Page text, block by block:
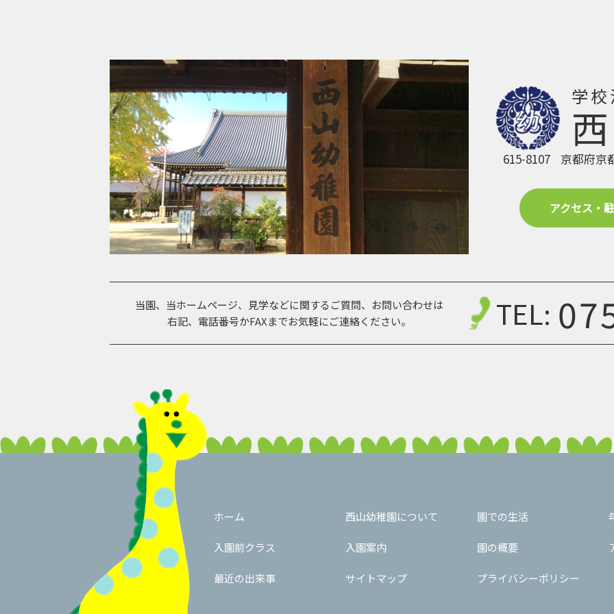
学
615-8107 京都府京
アクセス・
当園、当ホームページ、見学などに関する ご質問、お問い合わせは
右記、電話番号かFAXまでお気軽にご連絡ください。 TEL:
ホーム 西山幼稚園について 園での生活
入園前クラス 入園案内 園の概要
最近の出来事 サイトマップ プライバシーポリシー